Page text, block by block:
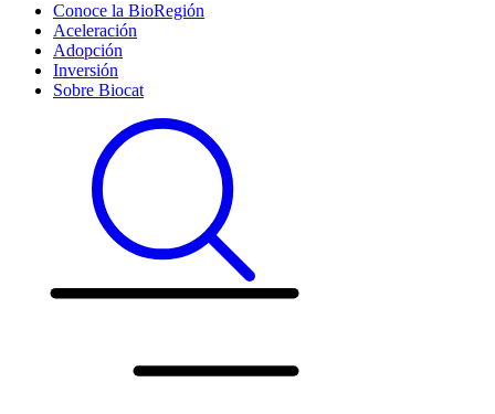
Conoce la BioRegión
Aceleración
Adopción
Inversión
Sobre Biocat